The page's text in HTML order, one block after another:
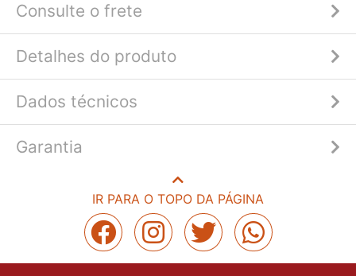
Consulte o frete
Detalhes do produto
Dados técnicos
Garantia
IR PARA O TOPO DA PÁGINA